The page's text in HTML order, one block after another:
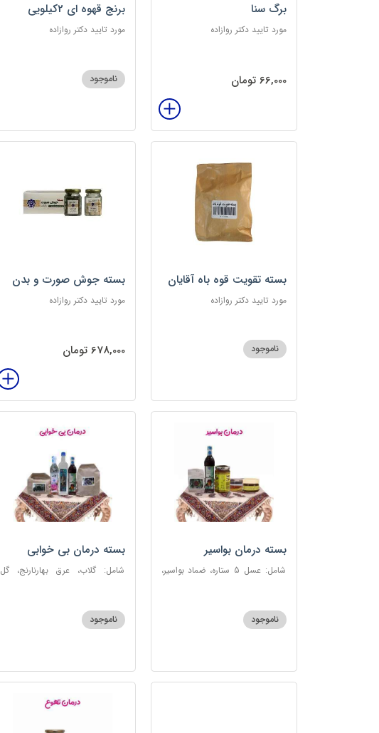
برگ سنا
مورد تایید دکتر روازاده
66,000 تومان
برنج قهوه ای 2کیلویی
مورد تایید دکتر روازاده
ناموجود
بسته تقویت قوه باه آقایان
مورد تایید دکتر روازاده
ناموجود
بسته جوش صورت و بدن
مورد تایید دکتر روازاده
678,000 تومان
بسته درمان بواسیر
شامل: عسل 5 ستاره، ضماد بواسیر،
ناموجود
بسته درمان بی خوابی
شامل: گلاب، عرق بهارنارنج، گل
ناموجود